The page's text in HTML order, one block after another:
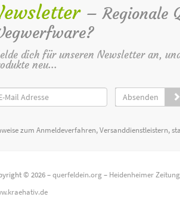
– Regionale
dich für unseren Newsletter an,
neu...
Absenden
zum Anmeldeverfahren, Versanddienstleistern,
© 2026 –querfeldein.org– Heidenheimer